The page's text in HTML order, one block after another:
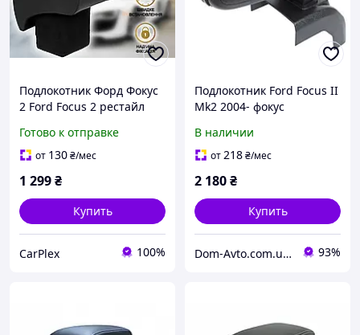
Подлокотник Форд Фокус
2 Ford Focus 2 рестайл
Готово к отправке
от 130₴/мес
1 299₴
Купить
CarPlex 100%
Подлокотник Ford Focus II
Mk2 2004- фокус
В наличии
от218₴/мес
2 180₴
Купить
Dom-Avto.com.ua - Запчастини та аксесуари за вигідною ціною 93%